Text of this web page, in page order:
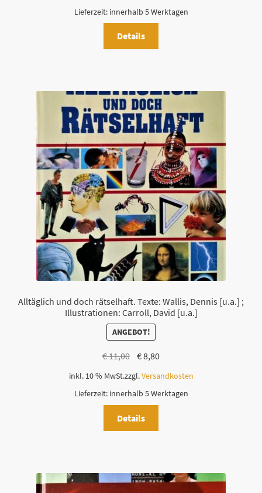
Lieferzeit: innerhalb 5 Werktagen
Details
Alltäglich und doch rätselhaft. Texte: Wallis, Dennis [u.a.] ;
Illustrationen: Carroll, David [u.a.]
ANGEBOT!
€11,00 Ursprünglicher
Preis
€ 11,00
€8,80Aktueller
Preis
€ 8,80.
inkl. 10 % MwSt.zzgl.Versandkosten
Lieferzeit: innerhalb 5 Werktagen
Details